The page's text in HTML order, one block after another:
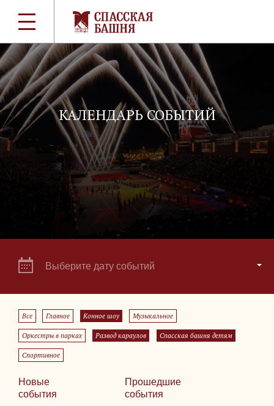
КАЛЕНДАРЬ СОБЫТИЙ
Выберите дату событий
Все Главное Конное шоу Музыкальное
Оркестры в парках Развод караулов Спасская башня детям
Спортивное
Новые
события
Прошедшие
события